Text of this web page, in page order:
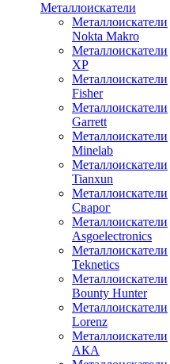
Металлоискатели
Металлоискатели
Nokta Makro
Металлоискатели
XP
Металлоискатели
Fisher
Металлоискатели
Garrett
Металлоискатели
Minelab
Металлоискатели
Tianxun
Металлоискатели
Сварог
Металлоискатели
Asgoelectronics
Металлоискатели
Teknetics
Металлоискатели
Bounty Hunter
Металлоискатели
Lorenz
Металлоискатели
АКА